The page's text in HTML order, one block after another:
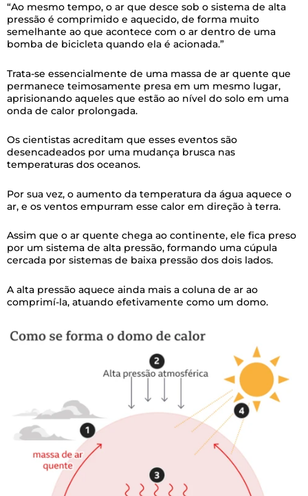
“Ao mesmo tempo, o ar que desce sob o sistema de alta
pressão é comprimido e aquecido, de forma muito
semelhante ao que acontece com o ar dentro de uma
bomba de bicicleta quando ela é acionada.”
Trata-se essencialmente de uma massa de ar quente que
permanece teimosamente presa em um mesmo lugar,
aprisionando aqueles que estão ao nível do solo em uma
onda de calor prolongada.
Os cientistas acreditam que esses eventos são
desencadeados por uma mudança brusca nas
temperaturas dos oceanos.
Por sua vez, o aumento da temperatura da água aquece o
ar, e os ventos empurram esse calor em direção à terra.
Assim que o ar quente chega ao continente, ele fica preso
por um sistema de alta pressão, formando uma cúpula
cercada por sistemas de baixa pressão dos dois lados.
A alta pressão aquece ainda mais a coluna de ar ao
comprimí-la, atuando efetivamente como um domo.